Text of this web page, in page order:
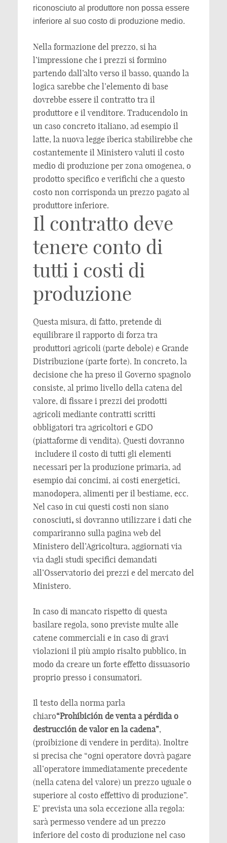
riconosciuto al produttore non possa essere
inferiore al suo costo di produzione medio.
Nella formazione del prezzo, si ha
l’impressione che i prezzi si formino
partendo dall’alto verso il basso, quando la
logica sarebbe che l’elemento di base
dovrebbe essere il contratto tra il
produttore e il venditore. Traducendolo in
un caso concreto italiano, ad esempio il
latte, la nuova legge iberica stabilirebbe che
costantemente il Ministero valuti il costo
medio di produzione per zona omogenea, o
prodotto specifico e verifichi che a questo
costo non corrisponda un prezzo pagato al
produttore inferiore.
Il contratto deve
tenere conto di
tutti i costi di
produzione
Questa misura, di fatto, pretende di
equilibrare il rapporto di forza tra
produttori agricoli (parte debole) e Grande
Distribuzione (parte forte). In concreto, la
decisione che ha preso il Governo spagnolo
consiste, al primo livello della catena del
valore, di fissare i prezzi dei prodotti
agricoli mediante contratti scritti
obbligatori tra agricoltori e GDO
(piattaforme di vendita). Questi dovranno
includere il costo di tutti gli elementi
necessari per la produzione primaria, ad
esempio dai concimi, ai costi energetici,
manodopera, alimenti per il bestiame, ecc.
Nel caso in cui questi costi non siano
conosciuti, si dovranno utilizzare i dati che
compariranno sulla pagina web del
Ministero dell’Agricoltura, aggiornati via
via dagli studi specifici demandati
all’Osservatorio dei prezzi e del mercato del
Ministero.
In caso di mancato rispetto di questa
basilare regola, sono previste multe alle
catene commerciali e in caso di gravi
violazioni il più ampio risalto pubblico, in
modo da creare un forte effetto dissuasorio
proprio presso i consumatori.
Il testo della norma parla
chiaro“Prohibición de venta a pérdida o
destrucción de valor en la cadena”,
(proibizione di vendere in perdita). Inoltre
si precisa che “ogni operatore dovrà pagare
all’operatore immediatamente precedente
(nella catena del valore) un prezzo uguale o
superiore al costo effettivo di produzione”.
E’ prevista una sola eccezione alla regola:
sarà permesso vendere ad un prezzo
inferiore del costo di produzione nel caso